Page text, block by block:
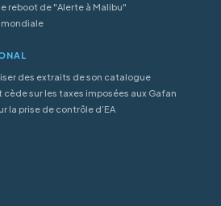
reboot de "Alerte à Malibu"
mondiale
des extraits de son catalogue
sur les taxes imposées aux Gafan
la prise de contrôle d’EA